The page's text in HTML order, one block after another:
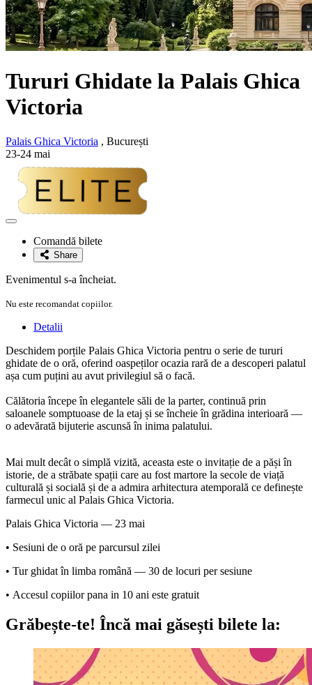
Tururi Ghidate la Palais Ghica
Victoria
Palais Ghica Victoria , București
23-24 mai
Adaugă
favoriteComandă bilete
Share
Evenimentul s-a încheiat.
Nu este recomandat copiilor.
Detalii
Deschidem porțile Palais Ghica Victoria pentru o serie de tururi
ghidate de o oră, oferind oaspeților ocazia rară de a descoperi palatul
așa cum puțini au avut privilegiul să o facă.
Călătoria începe în elegantele săli de la parter, continuă prin
saloanele somptuoase de la etaj și se încheie în grădina interioară —
o adevărată bijuterie ascunsă în inima palatului.
Mai mult decât o simplă vizită, aceasta este o invitație de a păși în
istorie, de a străbate spații care au fost martore la secole de viață
culturală și socială și de a admira arhitectura atemporală ce definește
farmecul unic al Palais Ghica Victoria.
Palais Ghica Victoria — 23 mai
• Sesiuni de o oră pe parcursul zilei
• Tur ghidat în limba română — 30 de locuri per sesiune
• Accesul copiilor pana in 10 ani este gratuit
Grăbește-te! Încă mai găsești bilete la: